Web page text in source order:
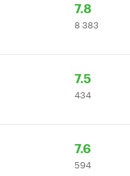
Рейтинг
Кинопоиска
7.8
8
383
8 383
Рейтинг
Кинопоиска
7.5
434
оценки
434
Рейтинг
Кинопоиска
7.6
594
оценки
594